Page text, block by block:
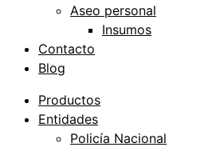
Aseo personal
Insumos
Contacto
Blog
Productos
Entidades
Policía Nacional